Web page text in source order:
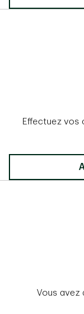
Effectuez vos
Vous avez